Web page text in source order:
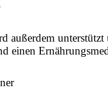
außerdem unterstützt
einen